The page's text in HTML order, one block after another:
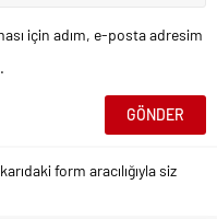
için adım, e-posta adresim
form aracılığıyla siz